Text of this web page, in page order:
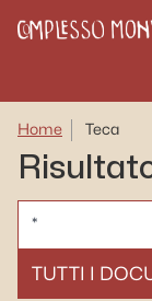
Home Teca
SELEZIONA UN